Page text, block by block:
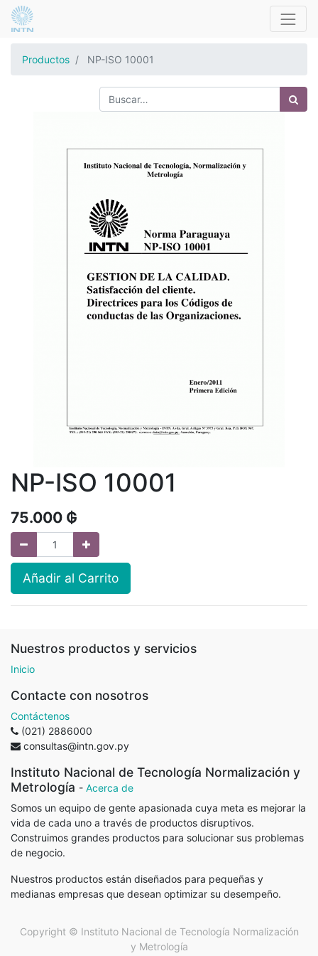
Productos NP-ISO 10001
NP-ISO 10001
75.000 ₲
Añadir al Carrito
Nuestros productos y servicios
Inicio
Contacte con nosotros
Contáctenos
(021) 2886000
consultas@intn.gov.py
Instituto Nacional de Tecnología Normalización y
Metrología - Acerca de
Somos un equipo de gente apasionada cuya meta es mejorar la
vida de cada uno a través de productos disruptivos.
Construimos grandes productos para solucionar sus problemas
de negocio.
Nuestros productos están diseñados para pequeñas y
medianas empresas que desean optimizar su desempeño.
Copyright © Instituto Nacional de Tecnología Normalización
y Metrología